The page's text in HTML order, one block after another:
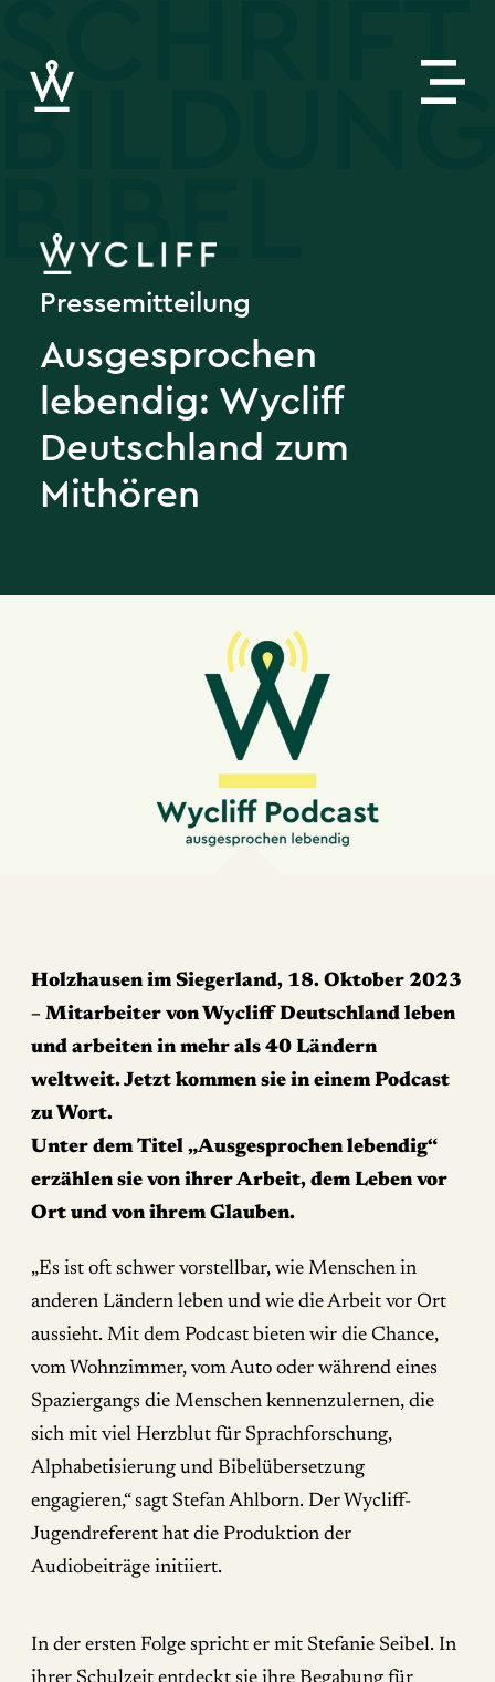
Pressemitteilung
Ausgesprochen
lebendig: Wycliff
Deutschland zum
Mithören
Holzhausen im Siegerland, 18. Oktober 2023
– Mitarbeiter von Wycliff Deutschland leben
und arbeiten in mehr als 40 Ländern
weltweit. Jetzt kommen sie in einem Podcast
zu Wort.
Unter dem Titel „Ausgesprochen lebendig“
erzählen sie von ihrer Arbeit, dem Leben vor
Ort und von ihrem Glauben.
„Es ist oft schwer vorstellbar, wie Menschen in
anderen Ländern leben und wie die Arbeit vor Ort
aussieht. Mit dem Podcast bieten wir die Chance,
vom Wohnzimmer, vom Auto oder während eines
Spaziergangs die Menschen kennenzulernen, die
sich mit viel Herzblut für Sprachforschung,
Alphabetisierung und Bibelübersetzung
engagieren,“ sagt Stefan Ahlborn. Der Wycliff-
Jugendreferent hat die Produktion der
Audiobeiträge initiiert.
In der ersten Folge spricht er mit Stefanie Seibel. In